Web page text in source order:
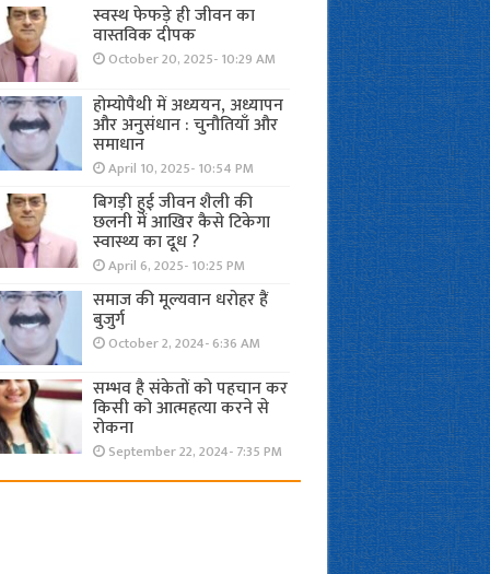
स्वस्थ फेफड़े ही जीवन का
वास्तविक दीपक
October 20, 2025- 10:29 AM
होम्योपैथी में अध्ययन, अध्यापन
और अनुसंधान : चुनौतियाँ और
समाधान
April 10, 2025- 10:54 PM
बिगड़ी हुई जीवन शैली की
छलनी में आखिर कैसे टिकेगा
स्वास्थ्य का दूध ?
April 6, 2025- 10:25 PM
समाज की मूल्यवान धरोहर हैं
बुजुर्ग
October 2, 2024- 6:36 AM
सम्भव है संकेतों को पहचान कर
किसी को आत्महत्या करने से
रोकना
September 22, 2024- 7:35 PM